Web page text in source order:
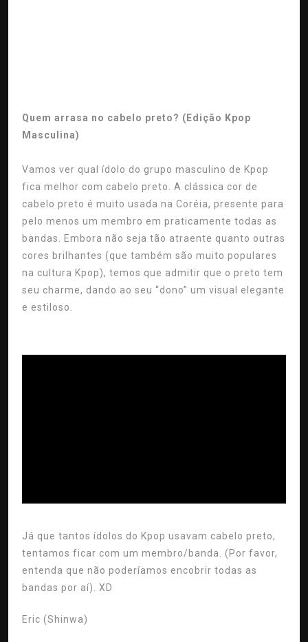
Quem arrasa no cabelo preto? (Edição Kpop
Masculina)
Vamos ver qual ídolo do grupo masculino de Kpop
fica melhor com cabelo preto. A clássica cor de
cabelo preto é muito usada na Coréia, presente para
pelo menos um membro em praticamente todas as
bandas. Embora não seja tão atraente quanto outras
cores brilhantes (que também são muito populares
na cultura Kpop), temos que admitir que o preto tem
seu charme, dando ao seu “dono” um visual elegante
e estiloso.
Já que tantos ídolos do Kpop usavam cabelo preto,
tentamos ficar com um membro/banda. (Por favor,
entenda que não poderíamos encobrir todas as
bandas por aí). XD
Eric (Shinwa)